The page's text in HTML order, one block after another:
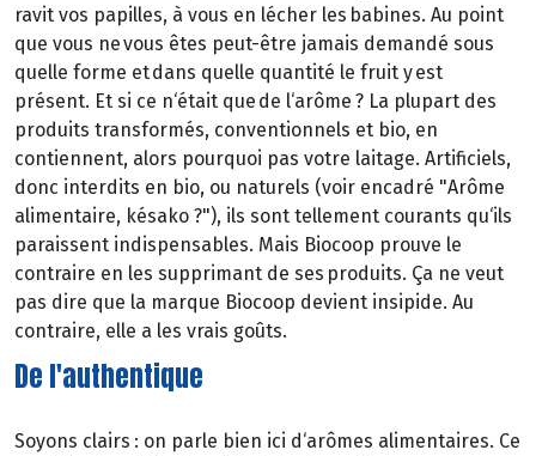
ravit vos papilles, à vous en lécher les babines. Au point
que vous ne vous êtes peut-être jamais demandé sous
quelle forme et dans quelle quantité le fruit y est
présent. Et si ce n‘était que de l‘arôme ? La plupart des
produits transformés, conventionnels et bio, en
contiennent, alors pourquoi pas votre laitage. Artificiels,
donc interdits en bio, ou naturels (voir encadré "Arôme
alimentaire, késako ?"), ils sont tellement courants qu‘ils
paraissent indispensables. Mais Biocoop prouve le
contraire en les supprimant de ses produits. Ça ne veut
pas dire que la marque Biocoop devient insipide. Au
contraire, elle a les vrais goûts.
De l'authentique
Soyons clairs : on parle bien ici d‘arômes alimentaires. Ce